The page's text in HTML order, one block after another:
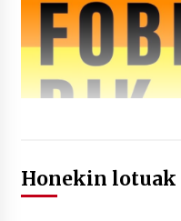
Honekin lotuak